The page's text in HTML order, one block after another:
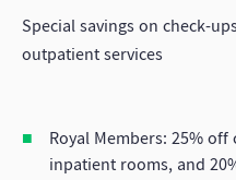
Special savings on check-
outpatient services
Royal Members: 25%
inpatient rooms, and